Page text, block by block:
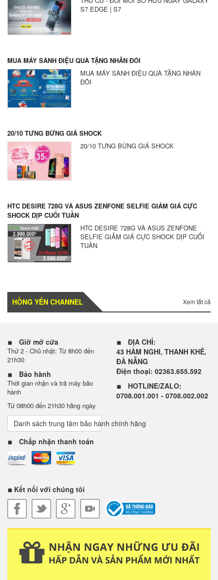
S7 EDGE | S7
MUA MÁY SÀNH ĐIỆU QUÀ TẶNG NHÂN ĐÔI
MUA MÁY SÀNH ĐIỆU QUÀ TẶNG NHÂN
ĐÔI
20/10 TƯNG BỪNG GIÁ SHOCK
20/10 TƯNG BỪNG GIÁ SHOCK
HTC DESIRE 728G VÀ ASUS ZENFONE SELFIE GIẢM GIÁ CỰC
SHOCK DỊP CUỐI TUẦN
HTC DESIRE 728G VÀ ASUS ZENFONE
SELFIE GIẢM GIÁ CỰC SHOCK DỊP CUỐI
TUẦN
HỒNG YẾN CHANNEL Xem tất cả
Giờ mở cửa
Thứ 2 - Chủ nhật: Từ 8h00 đến
21h30
Bảo hành
Thời gian nhận và trả máy bảo
hành
Từ 08h00 đến 21h30 hằng ngày
Danh sách trung tâm bảo hành chính hãng
Chấp nhận thanh toán
ĐỊA CHỈ:
43 HÀM NGHI, THANH KHÊ,
ĐÀ NẴNG
Điện thoại: 02363.655.592
HOTLINE/ZALO:
0708.001.001 - 0708.002.002
Kết nối với chúng tôi